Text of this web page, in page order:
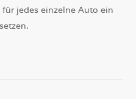
jedes einzelne Auto ein